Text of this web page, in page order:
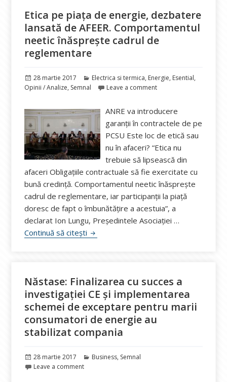
Etica pe piața de energie, dezbatere
lansată de AFEER. Comportamentul
neetic înăsprește cadrul de
reglementare
Publicat
pe
28 martie 2017 Categorii
Electrica si termica, Energie, Esential,
Opinii / Analize, Semnal Leave a comment
ANRE va introducere
garanţii în contractele de pe
PCSU Este loc de etică sau
nu în afaceri? “Etica nu
trebuie să lipsească din
afaceri Obligațiile contractuale să fie exercitate cu
bună credință. Comportamentul neetic înăsprește
cadrul de reglementare, iar participanții la piață
doresc de fapt o îmbunătățire a acestuia”, a
declarat Ion Lungu, Președintele Asociației …
Continuă să citești Etica pe piața de energie, dezbatere
Năstase: Finalizarea cu succes a
investigației CE și implementarea
schemei de exceptare pentru marii
consumatori de energie au
stabilizat compania
Publicat
pe
28 martie 2017 Categorii
Business, Semnal
Leave a comment